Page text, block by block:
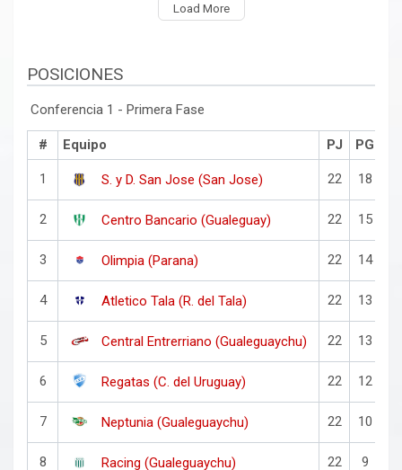
Load More
POSICIONES
Conferencia 1 - Primera Fase
# Equipo PJ PG
1 S. y D. San Jose (San Jose) 22 18
2 Centro Bancario (Gualeguay) 22 15
3 Olimpia (Parana) 22 14
4 Atletico Tala (R. del Tala) 22 13
5 Central Entrerriano (Gualeguaychu) 22 13
6 Regatas (C. del Uruguay) 22 12
7 Neptunia (Gualeguaychu) 22 10
8 Racing (Gualeguaychu) 22 9